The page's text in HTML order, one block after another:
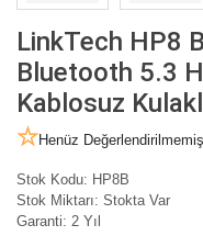
LinkTech HP8
Bluetooth 5.3
Kablosuz
Henüz Değerlendirilmemiş
Stok Kodu: HP8B
Stok Miktarı: Stokta Var
Garanti: 2 Yıl